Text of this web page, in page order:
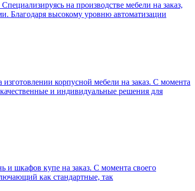
на производстве мебели на заказ,
Благодаря высокому уровню автоматизации
корпусной мебели на заказ. С момента
и индивидуальные решения для
шкафов купе на заказ. С момента своего
как стандартные, так